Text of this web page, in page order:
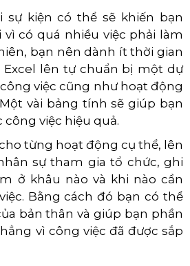
sự kiện có thể sẽ khiến bạn
có quá nhiều việc phải làm
bạn nên dành ít thời gian
Excel lên tự chuẩn bị một dự
việc cũng như hoạt động
vài bảng tính sẽ giúp bạn
công việc hiệu quả.
từng hoạt động cụ thể, lên
sự tham gia tổ chức, ghi
ở khâu nào và khi nào cần
Bằng cách đó bạn có thể
bản thân và giúp bạn phần
vì công việc đã được sắp